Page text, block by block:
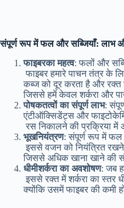
संपूर्ण रूप में फल और सब्जियाँ:लाभ
फाइबरका महत्व: फलों और
फाइबर हमारे पाचन तंत्र के
कब्ज को दूर करता है और रक्त
जिससे हमें केवल शर्करा और
पोषकतत्वों का संपूर्ण लाभ:
एंटीऑक्सिडेंट्स और
रस निकालने की प्रक्रिया में
भूखनियंत्रण: संपूर्ण रूप में फल
इससे वजन को नियंत्रित
जिससे अधिक खाना खाने की
धीमीशर्करा का अवशोषण: जब
इससे रक्त में शर्करा का स्तर
क्योंकि उसमें फाइबर की कमी